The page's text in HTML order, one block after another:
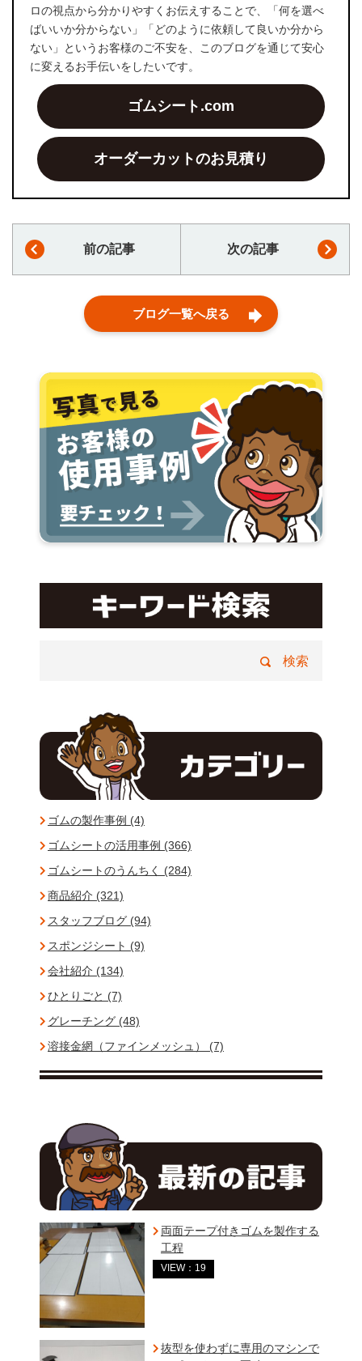
ロの視点から分かりやすくお伝えすることで、「何を選べ
ばいいか分からない」「どのように依頼して良いか分から
ない」というお客様のご不安を、このブログを通じて安心
に変えるお手伝いをしたいです。
ゴムシート.com
オーダーカットのお見積り
前の記事 次の記事
ブログ一覧へ戻る
ゴムの製作事例 (4)
ゴムシートの活用事例 (366)
ゴムシートのうんちく (284)
商品紹介 (321)
スタッフブログ (94)
スポンジシート (9)
会社紹介 (134)
ひとりごと (7)
グレーチング (48)
溶接金網（ファインメッシュ） (7)
両面テープ付きゴムを製作する
工程
VIEW：19
抜型を使わずに専用のマシンで